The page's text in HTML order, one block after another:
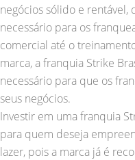
negócios sólido e
necessário para os
comercial até o
marca, a franquia Strike
necessário para que os
seus negócios.
Investir em uma franquia
para quem deseja
lazer, pois a marca já é